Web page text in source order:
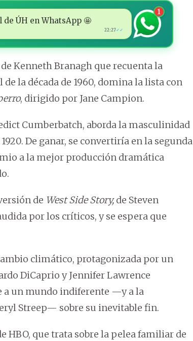
ÚH en WhatsApp 🤩
22:27✓✓
1
Kenneth Branagh que recuenta la
la década de 1960, domina la lista con
, dirigido por Jane Campion.
Cumberbatch, aborda la masculinidad
De ganar, se convertiría en la segunda
a la mejor producción dramática
de West Side Story,de Steven
por los críticos, y se espera que
climático, protagonizada por un
DiCaprio y Jennifer Lawrence
a un mundo indiferente —y a la
Streep— sobre su inevitable fin.
HBO, que trata sobre la pelea familiar de